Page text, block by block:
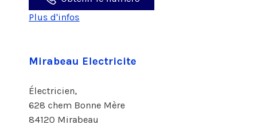
Plus d'infos
Mirabeau Electricite
Électricien,
628 chem Bonne Mère
84120 Mirabeau